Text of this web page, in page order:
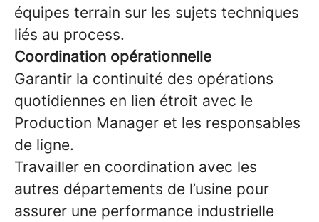
équipes terrain sur les sujets techniques
liés au process.
Coordination opérationnelle
Garantir la continuité des opérations
quotidiennes en lien étroit avec le
Production Manager et les responsables
de ligne.
Travailler en coordination avec les
autres départements de l’usine pour
assurer une performance industrielle